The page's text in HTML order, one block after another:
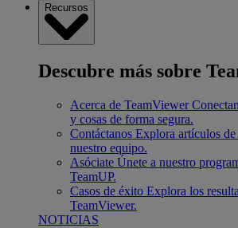
Recursos
Descubre más sobre
Acerca de TeamViewer
y cosas de forma segura.
Contáctanos Explora artículos de
nuestro equipo.
Asóciate Únete a nuestro
TeamUP.
Casos de éxito Explora los
TeamViewer.
NOTICIAS